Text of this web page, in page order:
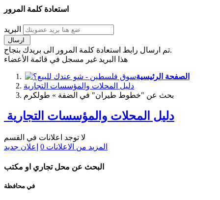
استعادة كلمة المرور
البريد
تم ارسال رابط استعادة كلمة المرور الى بريدك بنجاح.
هذا البريد غير مسجل في قائمة الأعضاء
الصفحة الرئيسية
دليل المحلات والمؤسسات التجارية
بحث عن "خطوط طيران" في الضفة » طولكرم
دليل المحلات والمؤسسات التجارية
لا توجد اعلانات في القسم
المزيد من الاعلانات 0 إعلان جديد
البحث عن محل تجاري او مكتب
في محافظة